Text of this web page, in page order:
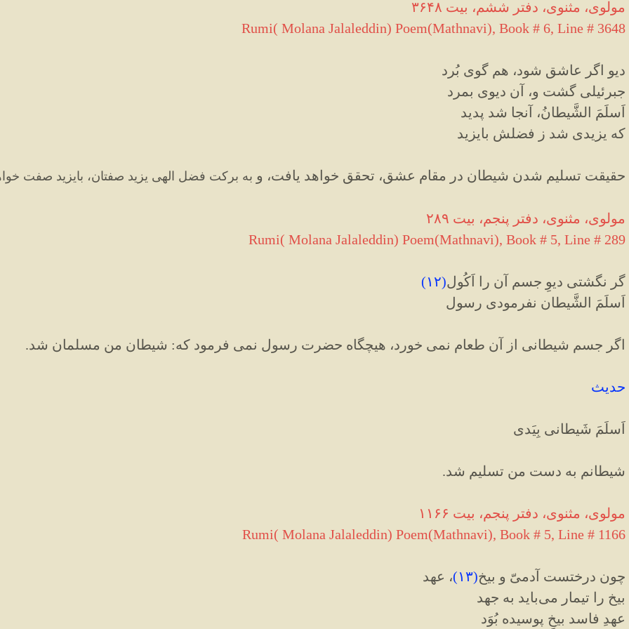
مولوی، مثنوی، دفتر ششم، بیت ۳۶۴۸
Rumi( Molana Jalaleddin) Poem(Mathnavi), Book # 6, Line # 3648
دیو اگر عاشق شود، هم گوی بُرد
جبرئیلی گشت و، آن دیوی بمرد
اَسلَمَ الشَّیطانُ، آنجا شد پدید
که یزیدی شد ز فضلش بایزید
حقیقت تسلیم شدن شیطان در مقام عشق، تحقق خواهد یافت، و به برکت فضل الهی یزید صفتان، بایزید صفت
مولوی، مثنوی، دفتر پنجم، بیت ۲۸۹
Rumi( Molana Jalaleddin) Poem(Mathnavi), Book # 5, Line # 289
گر نگشتی دیوِ جسم آن را اَکُول(۱۲)
اَسلَمَ الشَّیطان نفرمودی رسول
اگر جسم شیطانی از آن طعام نمی خورد، هیچگاه حضرت رسول نمی فرمود که: شیطان من مسلمان شد.
حدیث
اَسلَمَ شَیطانی بِیَدی
شیطانم به دست من تسلیم شد.
مولوی، مثنوی، دفتر پنجم، بیت ۱۱۶۶
Rumi( Molana Jalaleddin) Poem(Mathnavi), Book # 5, Line # 1166
چون درختست آدمیّ و بیخ(۱۳)، عهد
بیخ را تیمار می‌باید به جهد
عهدِ فاسد بیخِ پوسیده بُوَد